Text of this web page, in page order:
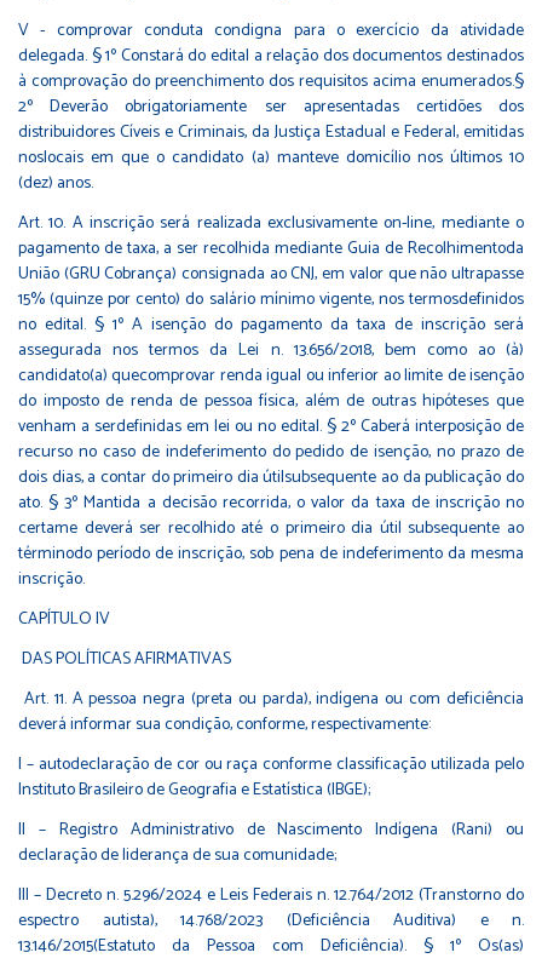
V - comprovar conduta condigna para o exercício da atividade
delegada. § 1º Constará do edital a relação dos documentos destinados
à comprovação do preenchimento dos requisitos acima enumerados.§
2º Deverão obrigatoriamente ser apresentadas certidões dos
distribuidores Cíveis e Criminais, da Justiça Estadual e Federal, emitidas
noslocais em que o candidato (a) manteve domicílio nos últimos 10
(dez) anos.
Art. 10. A inscrição será realizada exclusivamente on-line, mediante o
pagamento de taxa, a ser recolhida mediante Guia de Recolhimentoda
União (GRU Cobrança) consignada ao CNJ, em valor que não ultrapasse
15% (quinze por cento) do salário mínimo vigente, nos termosdefinidos
no edital. § 1º A isenção do pagamento da taxa de inscrição será
assegurada nos termos da Lei n. 13.656/2018, bem como ao (à)
candidato(a) quecomprovar renda igual ou inferior ao limite de isenção
do imposto de renda de pessoa física, além de outras hipóteses que
venham a serdefinidas em lei ou no edital. § 2º Caberá interposição de
recurso no caso de indeferimento do pedido de isenção, no prazo de
dois dias, a contar do primeiro dia útilsubsequente ao da publicação do
ato. § 3º Mantida a decisão recorrida, o valor da taxa de inscrição no
certame deverá ser recolhido até o primeiro dia útil subsequente ao
términodo período de inscrição, sob pena de indeferimento da mesma
inscrição.
CAPÍTULO IV
DAS POLÍTICAS AFIRMATIVAS
Art. 11. A pessoa negra (preta ou parda), indígena ou com deficiência
deverá informar sua condição, conforme, respectivamente:
I – autodeclaração de cor ou raça conforme classificação utilizada pelo
Instituto Brasileiro de Geografia e Estatística (IBGE);
II – Registro Administrativo de Nascimento Indígena (Rani) ou
declaração de liderança de sua comunidade;
III – Decreto n. 5.296/2024 e Leis Federais n. 12.764/2012 (Transtorno do
espectro autista), 14.768/2023 (Deficiência Auditiva) e n.
13.146/2015(Estatuto da Pessoa com Deficiência). § 1º Os(as)